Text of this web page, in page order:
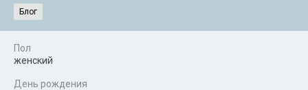
Блог
Пол
женский
День рождения